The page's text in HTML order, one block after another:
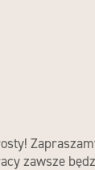
zawsze